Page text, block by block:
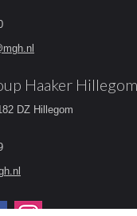
Haaker Hillegom
DZ Hillegom